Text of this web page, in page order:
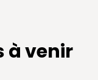
à venir